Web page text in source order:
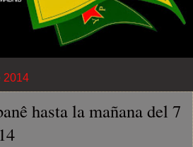
2014
hasta la mañana del 7